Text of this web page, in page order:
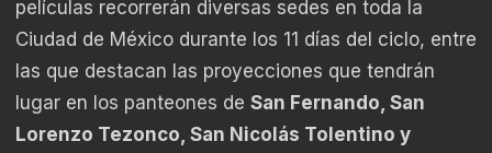
películas recorrerán diversas sedes en toda la
Ciudad de México durante los 11 días del ciclo, entre
las que destacan las proyecciones que tendrán
lugar en los panteones de San Fernando, San
Lorenzo Tezonco, San Nicolás Tolentino y